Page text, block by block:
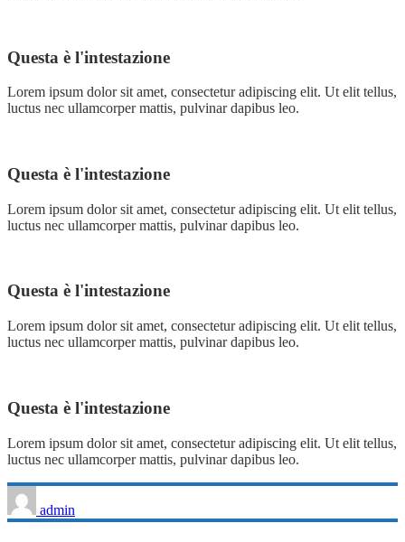
Questa è l'intestazione
Lorem ipsum dolor sit amet, consectetur adipiscing elit. Ut elit tellus,
luctus nec ullamcorper mattis, pulvinar dapibus leo.
Questa è l'intestazione
Lorem ipsum dolor sit amet, consectetur adipiscing elit. Ut elit tellus,
luctus nec ullamcorper mattis, pulvinar dapibus leo.
Questa è l'intestazione
Lorem ipsum dolor sit amet, consectetur adipiscing elit. Ut elit tellus,
luctus nec ullamcorper mattis, pulvinar dapibus leo.
Questa è l'intestazione
Lorem ipsum dolor sit amet, consectetur adipiscing elit. Ut elit tellus,
luctus nec ullamcorper mattis, pulvinar dapibus leo.
admin